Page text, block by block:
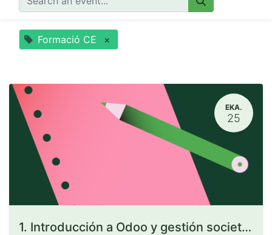
Formació CE ×
EKA.
25
1. Introducción a Odoo y gestión societaria.